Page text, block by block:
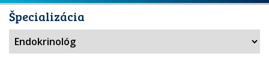
Špecializácia